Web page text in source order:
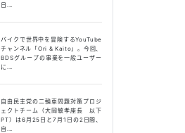
日...
バイクで世界中を冒険するYouTube
チャンネル「Ori & Kaito」。今回、
BDSグループの事業を一般ユーザー
に...
自由民主党の二輪車問題対策プロジ
ェクトチーム（大岡敏孝座長 以下
PT）は6月25日と7月1日の2日間、
自...